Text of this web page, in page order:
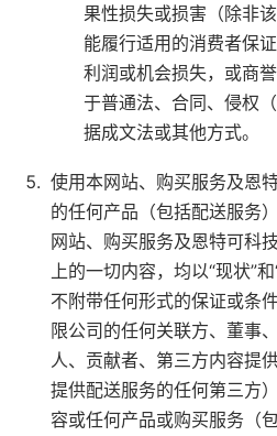
果性损失或损害（除非
能履行适用的消费者保
利润或机会损失，或商
于普通法、合同、侵权
据成文法或其他方式。
使用本网站、购买服务及恩
的任何产品（包括配送服务
网站、购买服务及恩特可科
上的一切内容，均以“现状”
不附带任何形式的保证或条
限公司的任何关联方、董事
人、贡献者、第三方内容提
提供配送服务的任何第三方
容或任何产品或购买服务（